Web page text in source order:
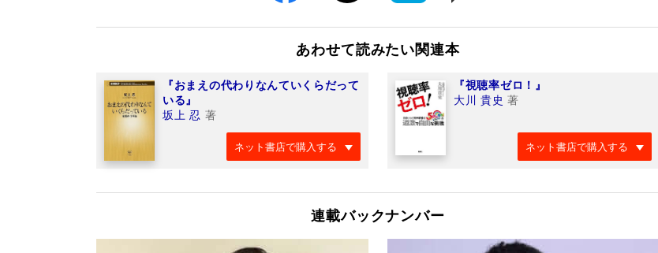
あわせて読みたい関連本
『おまえの代わりなんていくらだって
いる』
坂上 忍 著
ネット書店で購入する
『視聴率ゼロ！』
大川 貴史 著
ネット書店で購入する
連載バックナンバー